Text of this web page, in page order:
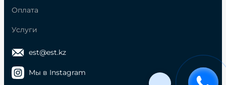
Оплата
Услуги
est@est.kz
Мы в Instagram